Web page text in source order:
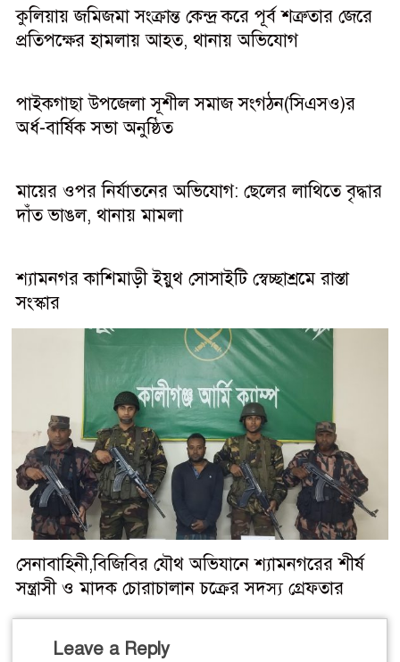
কুলিয়ায় জমিজমা সংক্রান্ত কেন্দ্র করে পূর্ব শত্রুতার জেরে
প্রতিপক্ষের হামলায় আহত, থানায় অভিযোগ
পাইকগাছা উপজেলা সূশীল সমাজ সংগঠন(সিএসও)র
অর্ধ-বার্ষিক সভা অনুষ্ঠিত
মায়ের ওপর নির্যাতনের অভিযোগ: ছেলের লাথিতে বৃদ্ধার
দাঁত ভাঙল, থানায় মামলা
শ্যামনগর কাশিমাড়ী ইয়ুথ সোসাইটি স্বেচ্ছাশ্রমে রাস্তা
সংস্কার
সেনাবাহিনী,বিজিবির যৌথ অভিযানে শ্যামনগরের শীর্ষ
সন্ত্রাসী ও মাদক চোরাচালান চক্রের সদস্য গ্রেফতার
Leave a Reply